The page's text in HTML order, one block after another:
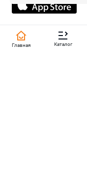
Политика
Главная Каталог